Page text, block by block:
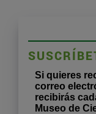
Si quieres
correo
recibirás
Museo de